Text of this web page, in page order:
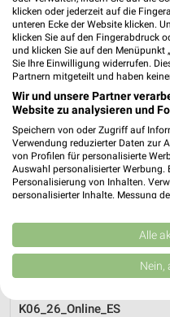
Gültig bis Fr. 14.08.
Zurbrüggen
K06_26_Online_ES
klicken oder jederzeit auf die
unteren Ecke der Website klicken.
klicken Sie auf den Fingerabdruck
und klicken Sie auf den Menüpunkt
Sie Ihre Einwilligung widerrufen.
Partnern mitgeteilt und haben
Wir und unsere Partner
Website zu analysieren und
Speichern von oder Zugriff auf
Verwendung reduzierter Daten zur
von Profilen für personalisierte
Auswahl personalisierter Werbung.
Personalisierung von Inhalten.
personalisierter Inhalte. Messung
Kombinationen von Daten aus
Verbesserung der Angebote.
von Inhalten.
Daten können außerhalb der
USA gesendet werden.
Website/App.
Alle
Nein,